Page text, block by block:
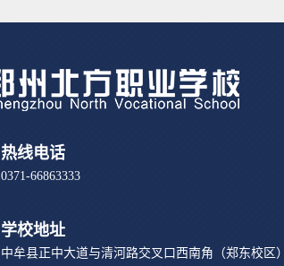
热线电话
0371-66863333
学校地址
中牟县正中大道与清河路交叉口西南角（郑东校区）